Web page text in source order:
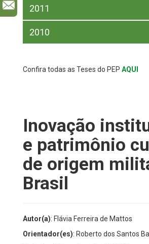
2011
2010
Confira todas as Teses do PEP AQUI
Inovação
e patrimônio
de origem
Brasil
Autor(a): Flávia Ferreira de Mattos
Orientador(es): Roberto dos Santos